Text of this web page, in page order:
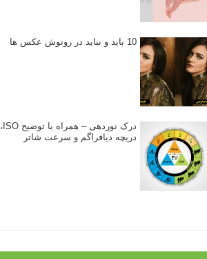
10 باید و نباید در روتوش عکس ها
درک نوردهی – همراه با توضیح ISO،
دریچه دیافراگم و سرعت شاتر